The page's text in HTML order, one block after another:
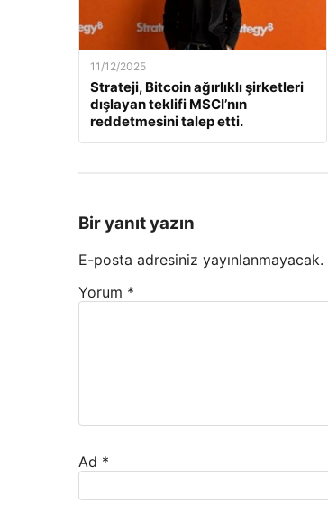
11/12/2025
Strateji, Bitcoin ağırlıklı şirketleri
dışlayan teklifi MSCI’nın
reddetmesini talep etti.
Bir yanıt yazın
E-posta adresiniz yayınlanmayacak.
Yorum *
Ad *